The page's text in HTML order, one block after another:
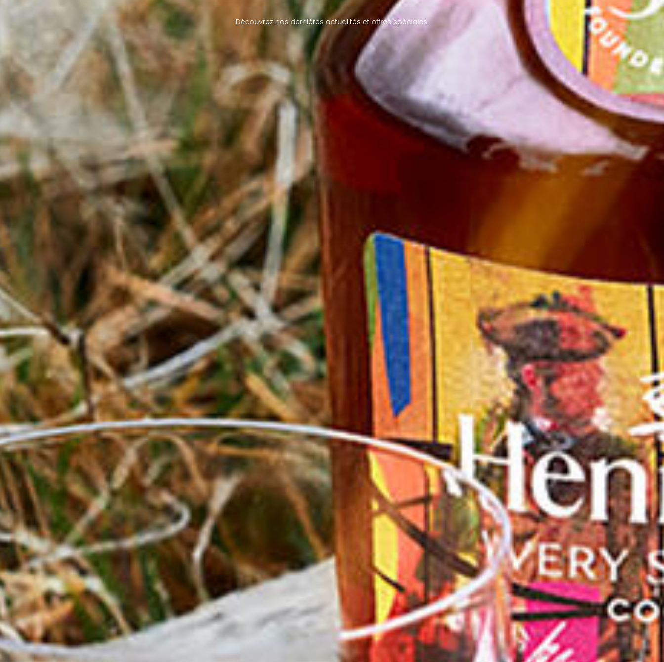
Découvrez nos dernières actualités et offres spéciales.